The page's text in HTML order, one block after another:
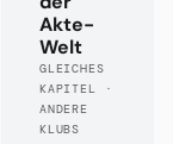
Akte-
Welt
GLEICHES
KAPITEL ·
ANDERE
KLUBS